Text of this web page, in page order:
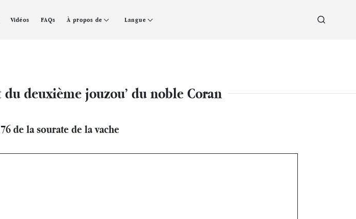
Vidéos FAQs À propos de Langue
deuxième jouzou’ du noble Coran
de la sourate de la vache